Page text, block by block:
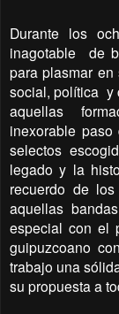
Durante los
inagotable
de
para plasmar
social, política y
aquellas
inexorable
selectos
legado y la
recuerdo de
aquellas
especial con el
guipuzcoano
trabajo una
su propuesta a